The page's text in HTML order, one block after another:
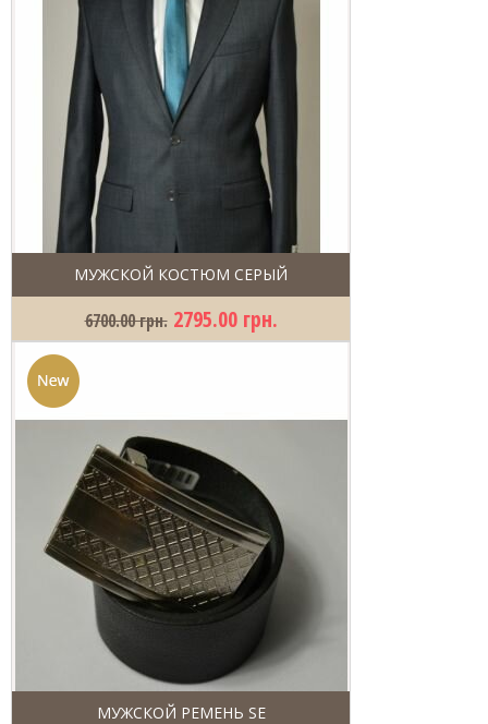
МУЖСКОЙ КОСТЮМ СЕРЫЙ
6700.00 грн. 2795.00 грн.
МУЖСКОЙ РЕМЕНЬ SE